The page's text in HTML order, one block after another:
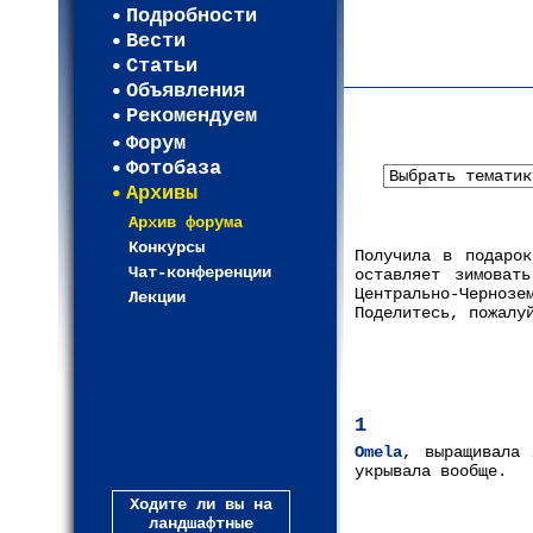
Подробности
Вести
Статьи
Объявления
Рекомендуем
Форум
Фотобаза
Архивы
Архив форума
Конкурсы
Чат-конференции
Лекции
Ходите ли вы на
ландшафтные
Получила в
оставляет
Центрально-
Поделитесь,
1
Omela,
укрывала вообще.